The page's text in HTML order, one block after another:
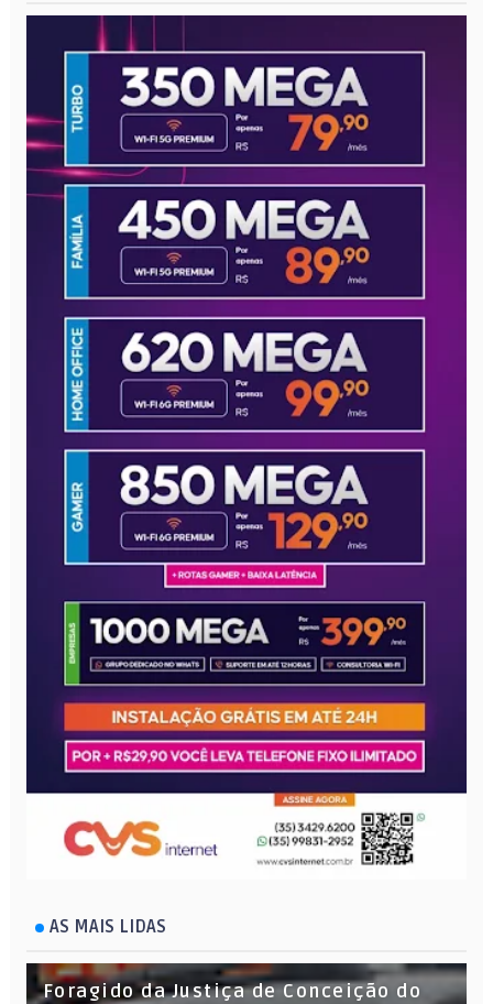
AS MAIS LIDAS
Foragido da Justiça de Conceição do